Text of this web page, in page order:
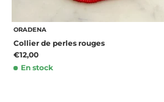
ORADENA
Collier de perles rouges
€12,00
En stock